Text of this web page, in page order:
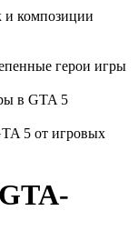
и композиции
герои игры
в GTA 5
5 от игровых